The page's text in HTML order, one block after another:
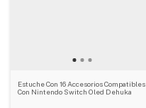
Estuche Con 16 Accesorios Compatibles
Con Nintendo Switch Oled Dehuka